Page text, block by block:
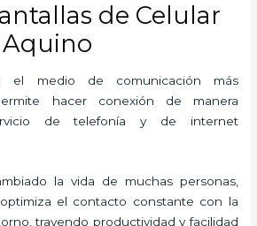
de Celular
Aquino
el medio de comunicación más
hacer conexión de manera
de telefonía y de internet
la vida de muchas personas,
el contacto constante con la
trayendo productividad y facilidad